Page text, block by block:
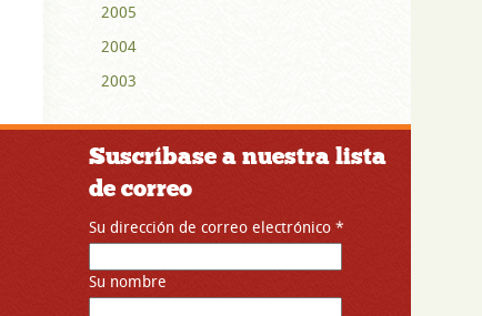
2005
2004
2003
Suscríbase a nuestra lista
de correo
Su dirección de correo electrónico *
Su nombre